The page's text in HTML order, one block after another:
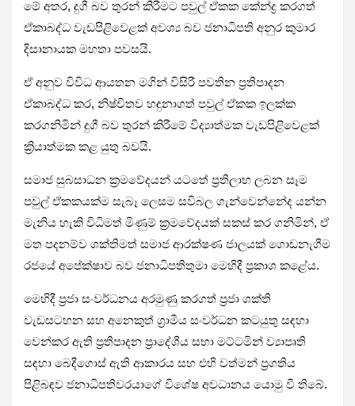
මේ අතර, දුගී බව තුරන් කිරීමට පවුල් ඒකක කේන්ද්‍ර කරගත්
ඒකාබද්ධ වැඩපිළිවෙළක් අවශ්‍ය බව ජනාධිපති අනුර කුමාර
දිසානායක මහතා පවසයි.
ඒ අනුව විවිධ ආයතන මගින් විසිරී පවතින ප්‍රතිපාදන
ඒකාබද්ධ කර, නිෂ්චිතව හඳුනාගත් පවුල් ඒකක ඉලක්ක
කරගනිමින් දුගී බව තුරන් කිරීමේ විද්‍යාත්මක වැඩපිළිවෙළක්
ක්‍රියාත්මක කළ යුතු බවයි.
සමාජ සුබසාධන ක්‍රමවේදයන් යටතේ ප්‍රතිලාභ ලබන සෑම
පවුල් ඒකකයක්ම සැබෑ ලෙසම සවිබල ගැන්වෙන්නේද යන්න
මැනිය හැකි විධිමත් මිණුම් ක්‍රමවේදයක් සකස් කර ගනිමින්, ඒ
මත පදනම්ව ශක්තිමත් සමාජ ආරක්ෂණ ජාලයක් ගොඩනැගීම
රජයේ අපේක්ෂාව බව ජනාධිපතිතුමා මෙහිදී ප්‍රකාශ කළේය.
මෙහිදී ප්‍රජා සංවර්ධනය අරමුණු කරගත් ප්‍රජා ශක්ති
වැඩසටහන සහ අනෙකුත් ග්‍රාමීය සංවර්ධන කටයුතු සඳහා
වෙන්කර ඇති ප්‍රතිපාදන ප්‍රාදේශීය සභා මට්ටමින් ව්‍යාපෘති
සඳහා බෙදීගොස් ඇති ආකාරය සහ එහි වත්මන් ප්‍රගතිය
පිළිබඳව ජනාධිපතිවරයාගේ විශේෂ අවධානය යොමු වී තිබේ.